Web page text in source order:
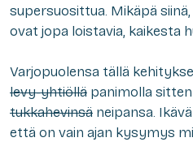
supersuosittua. Mikäpä
ovat jopa loistavia, kaikesta
Varjopuolensa tällä
levy-yhtiöllä panimolla
tukkahevinsä neipansa.
että on vain ajan kysymys